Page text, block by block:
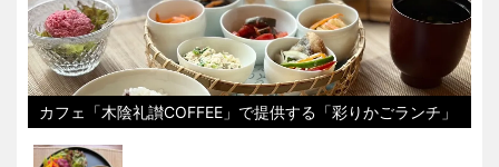
カフェ「木陰礼讃COFFEE」で提供する「彩りかごランチ」